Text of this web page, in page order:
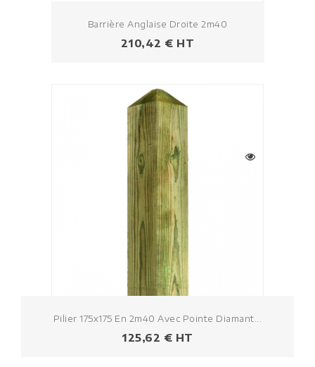
Barrière Anglaise Droite 2m40
Prezzo
210,42 € HT
Pilier 175x175 En 2m40 Avec Pointe Diamant...
Prezzo
125,62 € HT